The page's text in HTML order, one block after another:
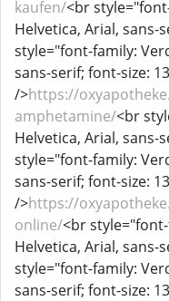
kaufen/<br
Helvetica, Arial, sans-
style="font-family:
sans-serif; font-size:
/>https://
amphetamine/<br
Helvetica, Arial, sans-
style="font-family:
sans-serif; font-size:
/>https://
online/<br
Helvetica, Arial, sans-
style="font-family:
sans-serif; font-size: